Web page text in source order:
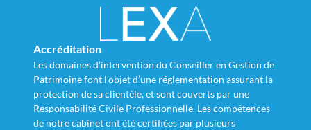
Accréditation
Les domaines d’intervention du Conseiller en Gestion de
Patrimoine font l’objet d’une réglementation assurant la
protection de sa clientèle, et sont couverts par une
Responsabilité Civile Professionnelle. Les compétences
de notre cabinet ont été certifiées par plusieurs